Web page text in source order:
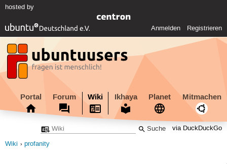
hosted by
Anmelden Registrieren
Portal Forum Wiki Ikhaya Planet Mitmachen
via DuckDuckGo
Wiki profanity